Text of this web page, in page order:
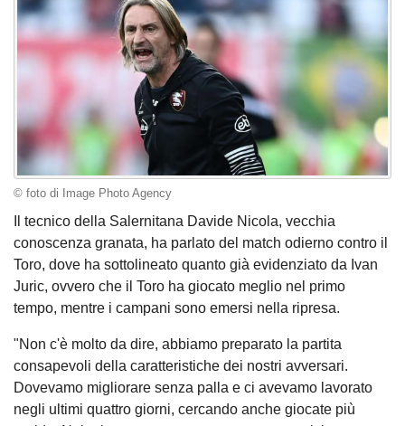
© foto di Image Photo Agency
Il tecnico della Salernitana Davide Nicola, vecchia
conoscenza granata, ha parlato del match odierno contro il
Toro, dove ha sottolineato quanto già evidenziato da Ivan
Juric, ovvero che il Toro ha giocato meglio nel primo
tempo, mentre i campani sono emersi nella ripresa.
"Non c'è molto da dire, abbiamo preparato la partita
consapevoli della caratteristiche dei nostri avversari.
Dovevamo migliorare senza palla e ci avevamo lavorato
negli ultimi quattro giorni, cercando anche giocate più